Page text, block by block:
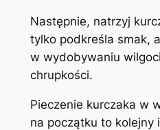
Następnie, natrzyj
tylko podkreśla smak,
w wydobywaniu
chrupkości.
Pieczenie kurczaka w
na początku to kolejny